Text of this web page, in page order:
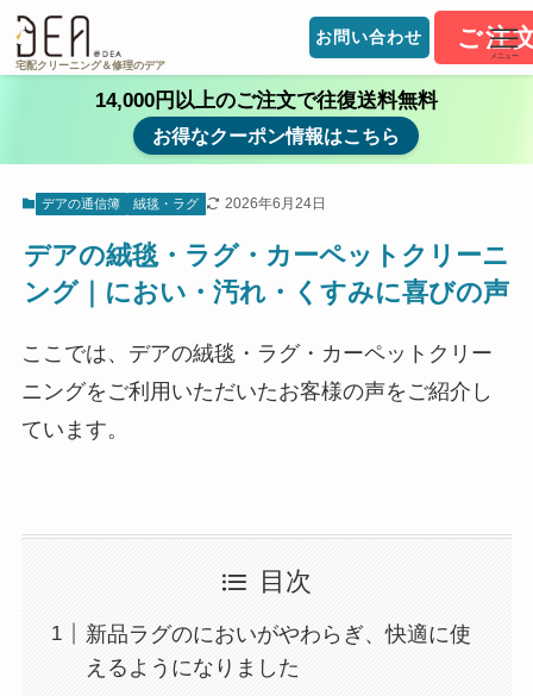
宅配クリーニング＆修理のデア
お問い合わせ ご注
メニュー
14,000円以上のご注文で往復送料無料
お得なクーポン情報はこちら
デアの通信簿 絨毯・ラグ 2026年6月24日
デアの絨毯・ラグ・カーペットクリーニ
ング｜におい・汚れ・くすみに喜びの声
ここでは、デアの絨毯・ラグ・カーペットクリー
ニングをご利用いただいたお客様の声をご紹介し
ています。
目次
新品ラグのにおいがやわらぎ、快適に使
えるようになりました